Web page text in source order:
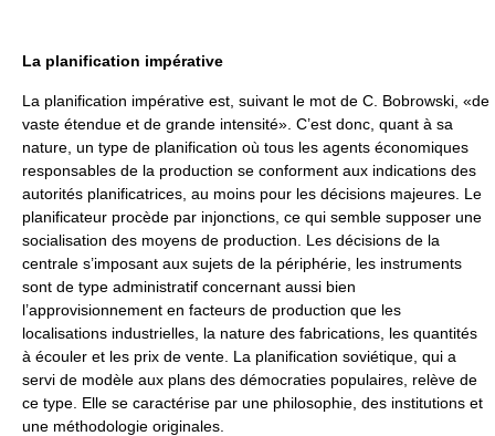
La planification impérative
La planification impérative est, suivant le mot de C. Bobrowski, «de
vaste étendue et de grande intensité». C’est donc, quant à sa
nature, un type de planification où tous les agents économiques
responsables de la production se conforment aux indications des
autorités planificatrices, au moins pour les décisions majeures. Le
planificateur procède par injonctions, ce qui semble supposer une
socialisation des moyens de production. Les décisions de la
centrale s’imposant aux sujets de la périphérie, les instruments
sont de type administratif concernant aussi bien
l’approvisionnement en facteurs de production que les
localisations industrielles, la nature des fabrications, les quantités
à écouler et les prix de vente. La planification soviétique, qui a
servi de modèle aux plans des démocraties populaires, relève de
ce type. Elle se caractérise par une philosophie, des institutions et
une méthodologie originales.